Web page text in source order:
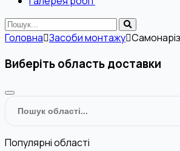
Головна Засоби монтажу
Виберіть область доставки
Популярні області